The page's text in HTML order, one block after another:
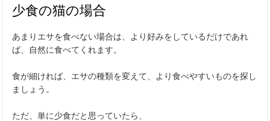
少食の猫の場合
あまりエサを食べない場合は、より好みをしているだけであれ
ば、自然に食べてくれます。
食が細ければ、エサの種類を変えて、より食べやすいものを探し
ましょう。
ただ、単に少食だと思っていたら、